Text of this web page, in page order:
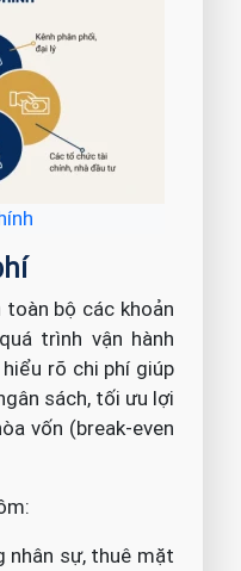
toàn bộ các khoản
trình vận hành
rõ chi phí giúp
sách, tối ưu lợi
vốn (break-even
nhân sự, thuê mặt